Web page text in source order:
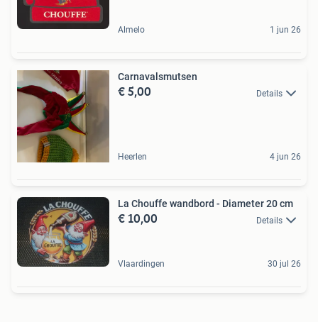
Almelo 1 jun 26
Carnavalsmutsen
€ 5,00 Details
Heerlen 4 jun 26
La Chouffe wandbord - Diameter 20 cm
€ 10,00 Details
Vlaardingen 30 jul 26